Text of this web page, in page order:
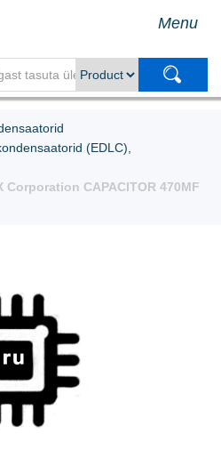
Menu
(EDLC),
Corporation CAPACITOR 470MF